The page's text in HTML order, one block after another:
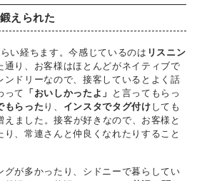
えられた
い経ちます。今感じているのは リスニン
通り、お客様はほとんどがネイティブで
ンドリーなので、接客しているとよく話
って 「おいしかったよ」
と言ってもらっ
もらった り、 インスタでタグ付け しても
ました。接客が好きなので、お客様と
、常連さんと仲良くなれたりすること
グが多かったり、シドニーで暮らしてい